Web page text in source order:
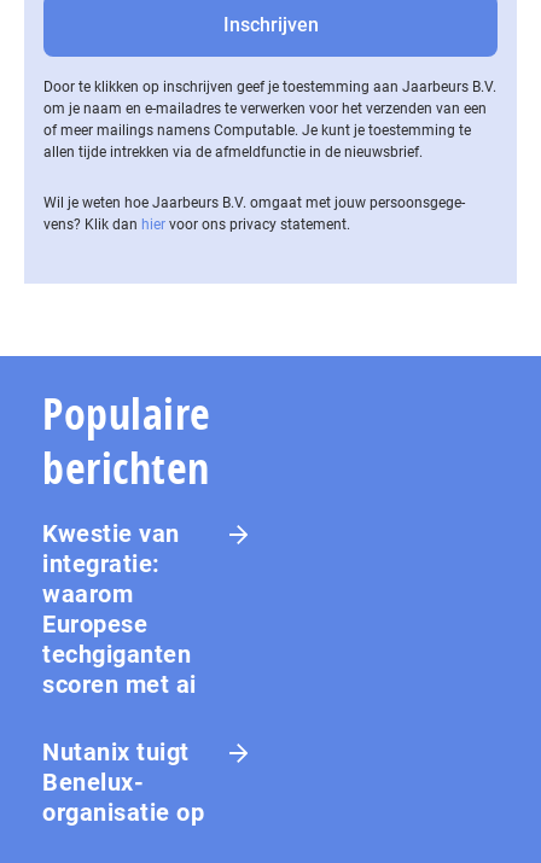
Door te klikken op inschrijven geef je toestemming aan Jaarbeurs B.V.
om je naam en e-mailadres te verwerken voor het verzenden van een
of meer mailings namens Computable. Je kunt je toestemming te
allen tijde intrekken via de af­meld­func­tie in de nieuwsbrief.
Wil je weten hoe Jaarbeurs B.V. omgaat met jouw per­soons­ge­ge­
vens? Klik dan hier voor ons privacy statement.
Populaire
berichten
Kwestie van
integratie:
waarom
Europese
techgiganten
scoren met ai
Nutanix tuigt
Benelux-
organisatie op